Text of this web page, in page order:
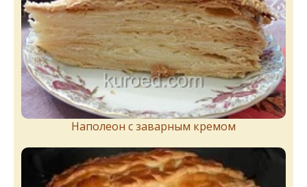
Наполеон с заварным кремом